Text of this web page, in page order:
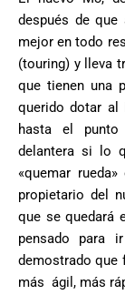
después de
mejor en todo
(touring) y lleva
que tienen una
querido dotar al
hasta el
delantera si lo
«quemar
propietario del
que se quedará
pensado para
demostrado que
más ágil, más